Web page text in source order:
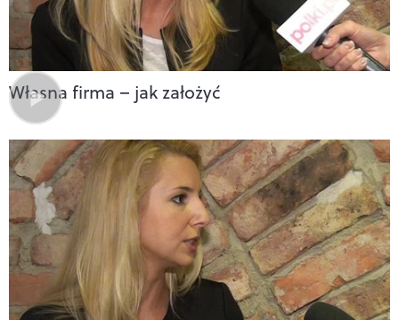
Własna firma – jak założyć